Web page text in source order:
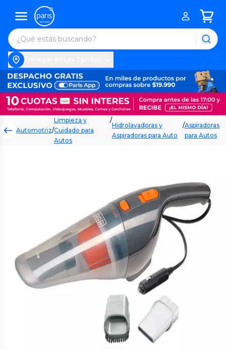
Automotriz/
Limpieza y
Cuidado para
Autos
/
Hidrolavadoras y
Aspiradoras para Auto
/Aspiradoras
para Autos